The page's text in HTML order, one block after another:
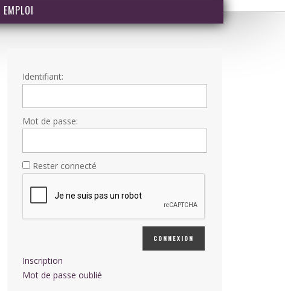
EMPLOI
Identifiant:
Mot de passe:
Rester connecté
CONNEXION
Inscription
Mot de passe oublié